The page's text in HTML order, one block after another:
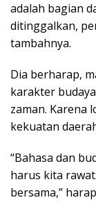
adalah bagian
ditinggalkan,
tambahnya.
Dia berharap,
karakter
zaman. Karena
kekuatan
“Bahasa dan
harus kita
bersama,”